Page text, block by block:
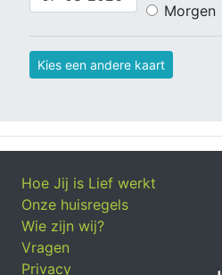
Morgen
Kies een andere kaart
Hoe Jij is Lief werkt
Onze huisregels
Wie zijn wij?
Vragen
Privacy